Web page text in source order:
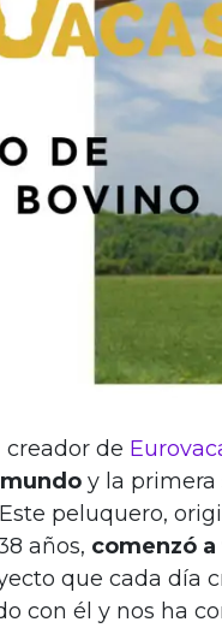
creador de
y la
peluquero,
años, comenzó
que cada día
con él y nos ha